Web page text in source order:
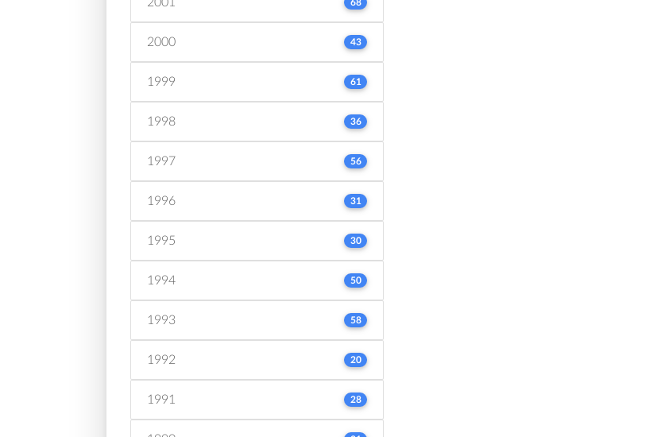
68
2000 43
1999 61
1998 36
1997 56
1996 31
1995 30
1994 50
1993 58
1992 20
1991 28